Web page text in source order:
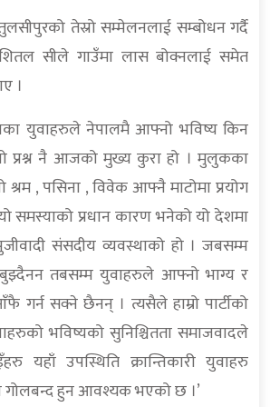
तेस्रो सम्मेलनलाई सम्बोधन गर्दै
सीले गाउँमा लास बोक्नलाई समेत
।
युवाहरुले नेपालमै आफ्नो भविष्य किन
प्रश्न नै आजको मुख्य कुरा हो । मुलुकका
, पसिना , विवेक आफ्नै माटोमा प्रयोग
समस्याको प्रधान कारण भनेको यो देशमा
संसदीय व्यवस्थाको हो । जबसम्म
तबसम्म युवाहरुले आफ्नो भाग्य र
सक्ने छैनन् । त्यसैले हाम्रो पार्टीको
भविष्यको सुनिश्चितता समाजवादले
यहाँ उपस्थिति क्रान्तिकारी युवाहरु
गोलबन्द हुन आवश्यक भएको छ ।’